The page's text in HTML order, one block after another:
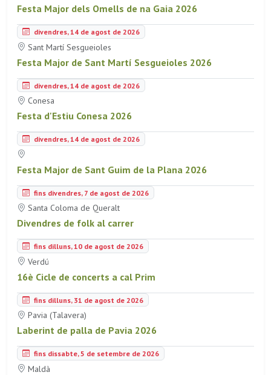
Festa Major dels Omells de na Gaia 2026
divendres, 14 de agost de 2026
Sant Martí Sesgueioles
Festa Major de Sant Martí Sesgueioles 2026
divendres, 14 de agost de 2026
Conesa
Festa d'Estiu Conesa 2026
divendres, 14 de agost de 2026
Festa Major de Sant Guim de la Plana 2026
fins divendres, 7 de agost de 2026
Santa Coloma de Queralt
Divendres de folk al carrer
fins dilluns, 10 de agost de 2026
Verdú
16è Cicle de concerts a cal Prim
fins dilluns, 31 de agost de 2026
Pavia (Talavera)
Laberint de palla de Pavia 2026
fins dissabte, 5 de setembre de 2026
Maldà